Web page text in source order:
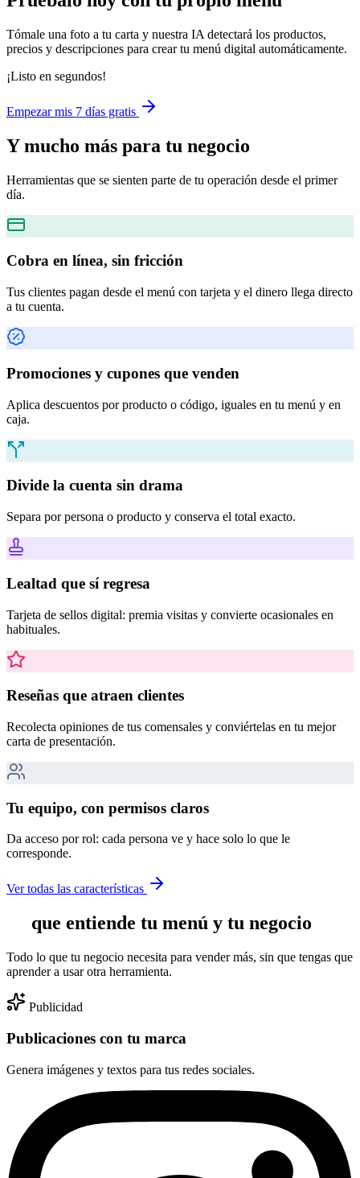
Tómale una foto a tu carta y nuestra IA detectará los productos,
precios y descripciones para crear tu menú digital automáticamente.
¡Listo en segundos!
Empezar mis 7 días gratis
Y mucho más para tu negocio
Herramientas que se sienten parte de tu operación desde el primer
día.
Cobra en línea, sin fricción
Tus clientes pagan desde el menú con tarjeta y el dinero llega directo
a tu cuenta.
Promociones y cupones que venden
Aplica descuentos por producto o código, iguales en tu menú y en
caja.
Divide la cuenta sin drama
Separa por persona o producto y conserva el total exacto.
Lealtad que sí regresa
Tarjeta de sellos digital: premia visitas y convierte ocasionales en
habituales.
Reseñas que atraen clientes
Recolecta opiniones de tus comensales y conviértelas en tu mejor
carta de presentación.
Tu equipo, con permisos claros
Da acceso por rol: cada persona ve y hace solo lo que le
corresponde.
Ver todas las características
que entiende tu menú y tu negocio
Todo lo que tu negocio necesita para vender más, sin que tengas que
aprender a usar otra herramienta.
Publicidad
Publicaciones con tu marca
Genera imágenes y textos para tus redes sociales.